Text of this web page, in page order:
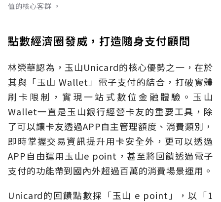
值的核心客群 。
點數經濟圈發威，打造隨身支付顧問
林榮華認為，玉山Unicard的核心優勢之一，在於
其與「玉山 Wallet」電子支付的結合，打破實體
刷卡限制，實現一站式數位金融體驗。玉山
Wallet一直是玉山銀行經營卡友的重要工具，除
了可以讓卡友透過APP自主管理額度、消費類別，
即時掌握交易資訊提升用卡安全外，更可以透過
APP自由運用玉山e point，甚至將回饋透過電子
支付的功能帶到國內外超過百萬的消費場景運用。
Unicard的回饋點數採「玉山 e point」，以「1